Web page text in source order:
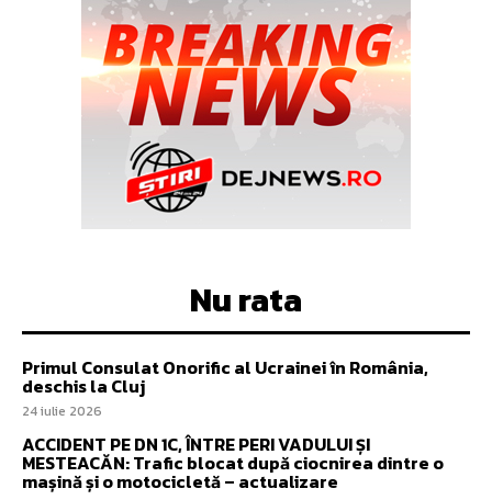
Nu rata
Primul Consulat Onorific al Ucrainei în România,
deschis la Cluj
24 iulie 2026
ACCIDENT PE DN 1C, ÎNTRE PERI VADULUI ȘI
MESTEACĂN: Trafic blocat după ciocnirea dintre o
mașină și o motocicletă – actualizare